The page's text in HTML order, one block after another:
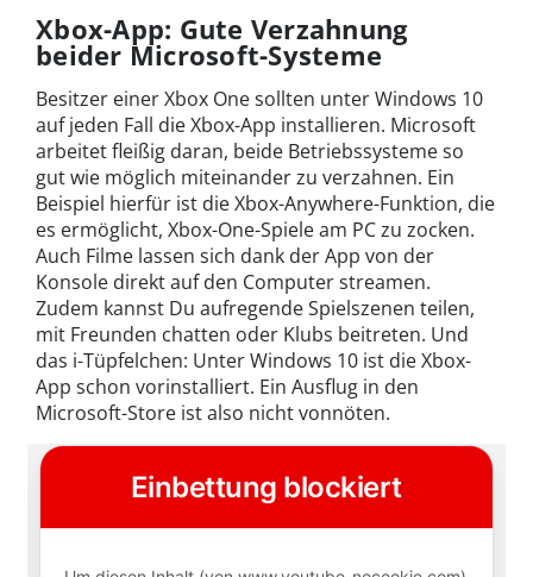
Xbox-App: Gute Verzahnung
beider Microsoft-Systeme
Besitzer einer Xbox One sollten unter Windows 10
auf jeden Fall die Xbox-App installieren. Microsoft
arbeitet fleißig daran, beide Betriebssysteme so
gut wie möglich miteinander zu verzahnen. Ein
Beispiel hierfür ist die Xbox-Anywhere-Funktion, die
es ermöglicht, Xbox-One-Spiele am PC zu zocken.
Auch Filme lassen sich dank der App von der
Konsole direkt auf den Computer streamen.
Zudem kannst Du aufregende Spielszenen teilen,
mit Freunden chatten oder Klubs beitreten. Und
das i-Tüpfelchen: Unter Windows 10 ist die Xbox-
App schon vorinstalliert. Ein Ausflug in den
Microsoft-Store ist also nicht vonnöten.